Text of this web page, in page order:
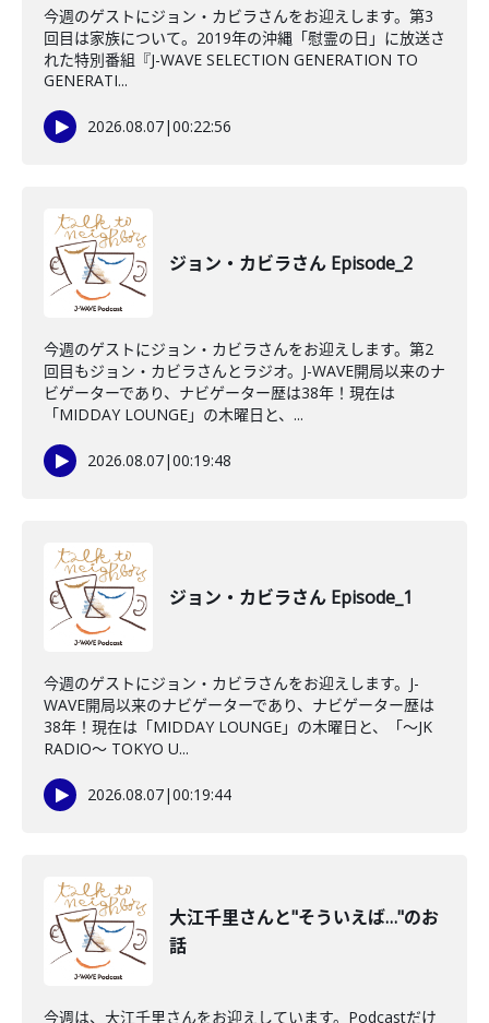
今週のゲストにジョン・カビラさんをお迎えします。第3
回目は家族について。2019年の沖縄「慰霊の日」に放送さ
れた特別番組『J-WAVE SELECTION GENERATION TO
GENERATI...
2026.08.07|00:22:56
ジョン・カビラさん Episode_2
今週のゲストにジョン・カビラさんをお迎えします。第2
回目もジョン・カビラさんとラジオ。J-WAVE開局以来のナ
ビゲーターであり、ナビゲーター歴は38年！現在は
「MIDDAY LOUNGE」の木曜日と、...
2026.08.07|00:19:48
ジョン・カビラさん Episode_1
今週のゲストにジョン・カビラさんをお迎えします。J-
WAVE開局以来のナビゲーターであり、ナビゲーター歴は
38年！現在は「MIDDAY LOUNGE」の木曜日と、「〜JK
RADIO〜 TOKYO U...
2026.08.07|00:19:44
大江千里さんと"そういえば…"のお
話
今週は、大江千里さんをお迎えしています。Podcastだけ